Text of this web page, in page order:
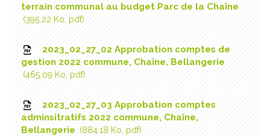
terrain communal au budget Parc de la Chaîne
395,22 Ko, pdf
2023_02_27_02 Approbation comptes de
gestion 2022 commune, Chaîne, Bellangerie
465,09 Ko, pdf
2023_02_27_03 Approbation comptes
adminsitratifs 2022 commune, Chaîne,
Bellangerie
884,18 Ko, pdf